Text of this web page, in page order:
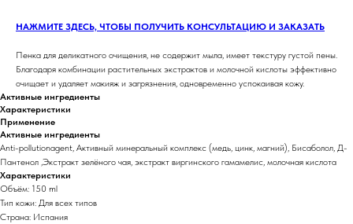
НАЖМИТЕ ЗДЕСЬ, ЧТОБЫ ПОЛУЧИТЬ КОНСУЛЬТАЦИЮ И ЗАКАЗАТЬ
Пенка для деликатного очищения, не содержит мыла, имеет текстуру густой пены.
Благодаря комбинации растительных экстрактов и молочной кислоты эффективно
очищает и удаляет макияж и загрязнения, одновременно успокаивая кожу.
Активные ингредиенты
Характеристики
Применение
Активные ингредиенты
Anti-pollutionagent, Активный минеральный комплекс (медь, цинк, магний), Бисаболол, Д-
Пантенол ,Экстракт зелёного чая, экстракт виргинского гамамелис, молочная кислота
Характеристики
Объём: 150 ml
Тип кожи: Для всех типов
Страна: Испания